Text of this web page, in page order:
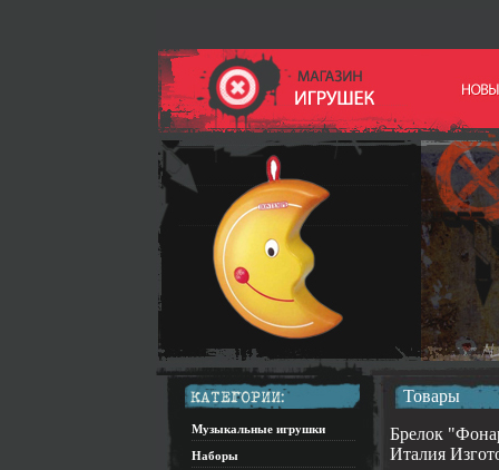
Музыкальные игрушки
Наборы
Товары
Брелок
Италия